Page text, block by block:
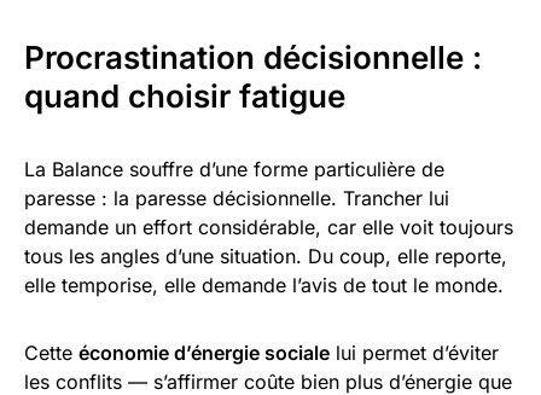
Procrastination décisionnelle :
quand choisir fatigue
La Balance souffre d’une forme particulière de
paresse : la paresse décisionnelle. Trancher lui
demande un effort considérable, car elle voit toujours
tous les angles d’une situation. Du coup, elle reporte,
elle temporise, elle demande l’avis de tout le monde.
Cette économie d’énergie sociale lui permet d’éviter
les conflits — s’affirmer coûte bien plus d’énergie que